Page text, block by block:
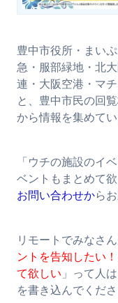
豊中市役所・まい
急・服部緑地・北
連・大阪空港・マ
と、豊中市民の回
から情報を集めてい
「ウチの施設のイ
ベントもまとめて
お問い合わせから
リモートでみなさ
ントを告知したい！
て欲しい 」って人は
を書き込んでくださ